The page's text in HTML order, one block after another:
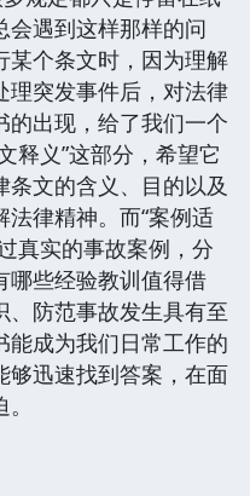
会遇到这样那样的问
某个条文时，因为理解
理突发事件后，对法律
的出现，给了我们一个
释义”这部分，希望它
文的含义、目的以及
律精神。而“案例适
真实的事故案例，分
哪些经验教训值得借
、防范事故发生具有至
能成为我们日常工作的
够迅速找到答案，在面